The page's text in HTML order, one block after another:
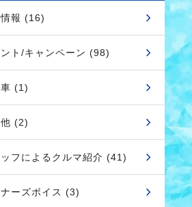
報 (16)
ト/キャンペーン (98)
(1)
(2)
ッフによるクルマ紹介 (41)
ーズボイス (3)